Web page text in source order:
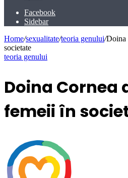
Facebook
Sidebar
Home/sexualitate/teoria genului/Doina
societate
teoria genului
Doina Cornea
femeii în